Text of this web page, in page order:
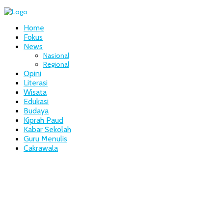
Home
Fokus
News
Nasional
Regional
Opini
Literasi
Wisata
Edukasi
Budaya
Kiprah Paud
Kabar Sekolah
Guru Menulis
Cakrawala